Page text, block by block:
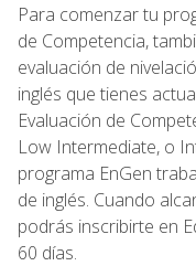
Para comenzar tu
de Competencia,
evaluación de
inglés que tienes
Evaluación de
Low Intermediate, o
programa EnGen
de inglés. Cuando
podrás inscribirte en
60 días.